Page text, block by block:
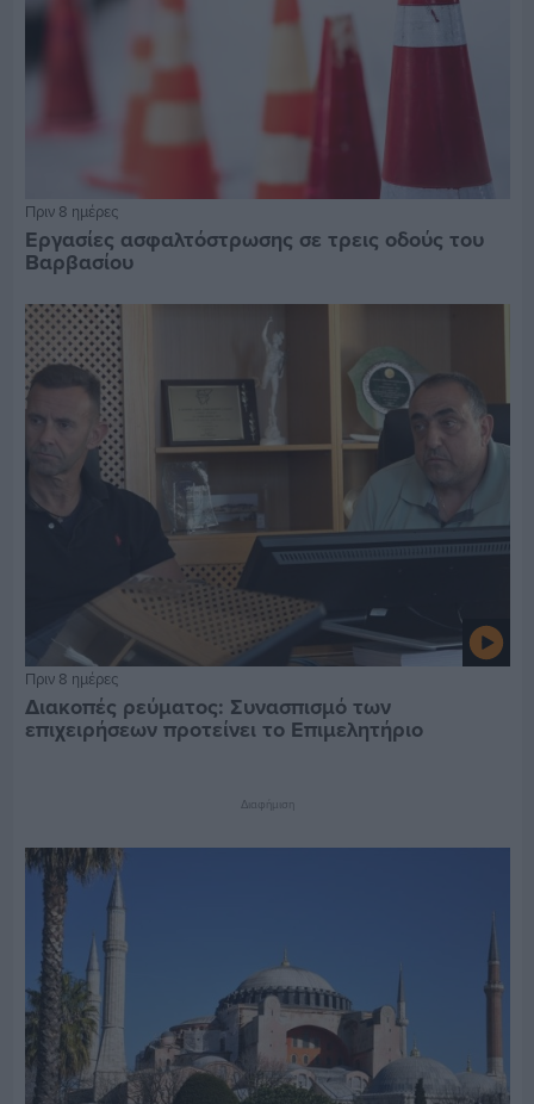
Πριν 8 ημέρες
Εργασίες ασφαλτόστρωσης σε τρεις οδούς του
Βαρβασίου
Πριν 8 ημέρες
Διακοπές ρεύματος: Συνασπισμό των
επιχειρήσεων προτείνει το Επιμελητήριο
Διαφήμιση